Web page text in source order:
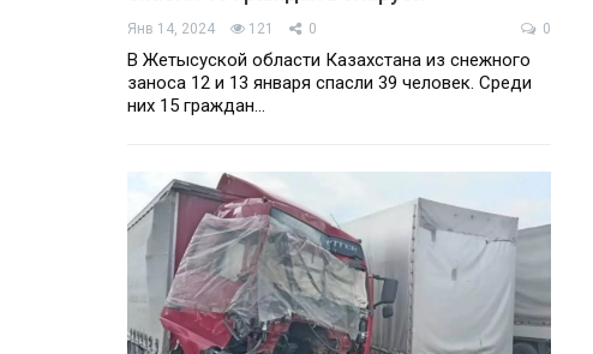
Янв 14, 2024 121 0 0
В Жетысуской области Казахстана из снежного
заноса 12 и 13 января спасли 39 человек. Среди
них 15 граждан…